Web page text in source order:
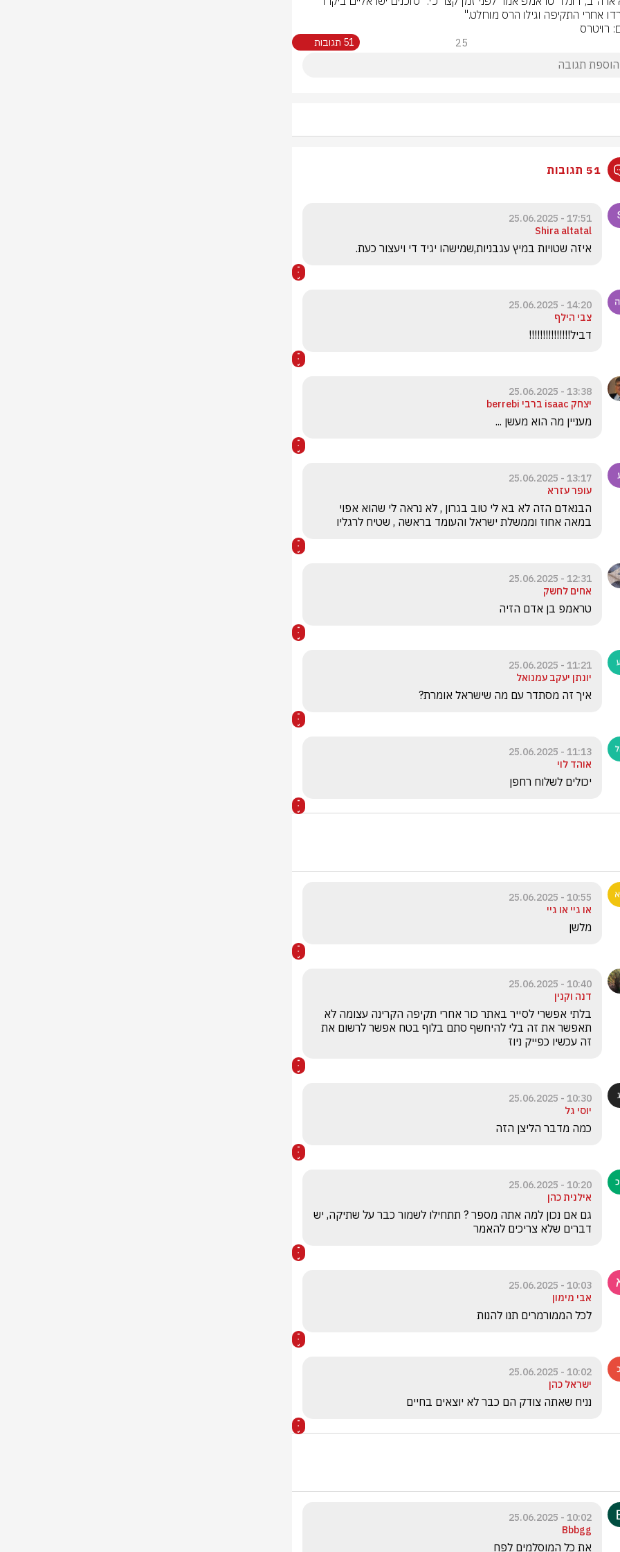
אחרי התקיפה וגילו הרס מוחלט."
רויטרס
25 51 תגובות
51 תגובות
17:51 - 25.06.2025
Shira altatal
איזה שטויות במיץ עגבניות,שמישהו יגיד די ויעצור כעת.
14:20 - 25.06.2025
צבי הילף
דביל!!!!!!!!!!!!!!!
13:38 - 25.06.2025
יצחק isaac ברבי berrebi
מעניין מה הוא מעשן ...
13:17 - 25.06.2025
עופר עזרא
במאה אחוז וממשלת ישראל והעומד בראשה , שטיח לרגליו
12:31 - 25.06.2025
אחים לחשק
טראמפ בן אדם הזיה
11:21 - 25.06.2025
יונתן יעקב עמנואל
איך זה מסתדר עם מה שישראל אומרת?
11:13 - 25.06.2025
אוהד לוי
יכולים לשלוח רחפן
10:55 - 25.06.2025
או גיי או גיי
מלשן
10:40 - 25.06.2025
דנה וקנין
זה עכשיו כפייק ניוז
10:30 - 25.06.2025
יוסי גל
כמה מדבר הליצן הזה
10:20 - 25.06.2025
אילנית כהן
דברים שלא צריכים להאמר
10:03 - 25.06.2025
אבי מימון
לכל הממורמרים תנו להנות
10:02 - 25.06.2025
ישראל כהן
נניח שאתה צודק הם כבר לא יוצאים בחיים
10:02 - 25.06.2025
Bbbgg
את כל המוסלמים לפח